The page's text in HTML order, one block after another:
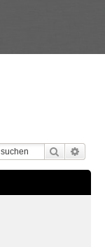
Suche